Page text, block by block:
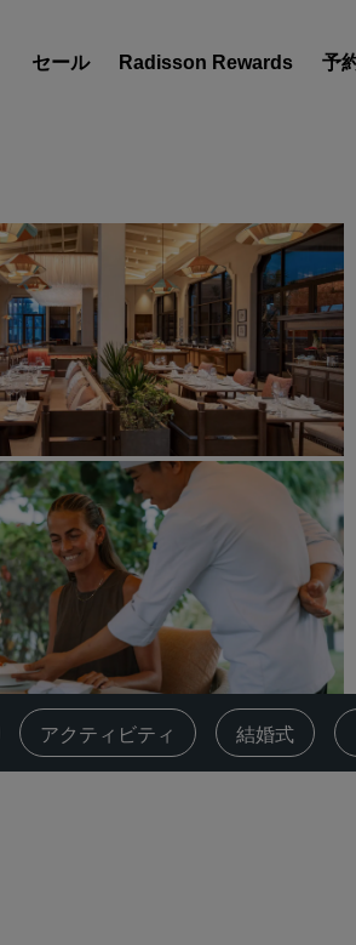
セール Radisson Rewards 予
目的地
リゾート
サービス付きアパートメント
エアポートホテル
新規オープンおよびオープン
のホテル
Radisson Meetings
Radisson Meetings をご紹介
会議スペースを予約します
見積もりを依頼する
イベントの目的地
業界ソリューション
フライトを検索
アクティビティ 結婚式